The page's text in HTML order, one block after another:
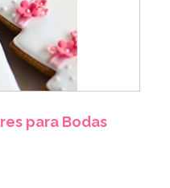
para Bodas